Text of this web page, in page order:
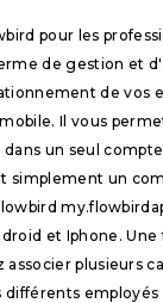
pour les
de gestion et
de vos
Il vous
un seul
simplement un
et Iphone.
associer plusieurs
employés